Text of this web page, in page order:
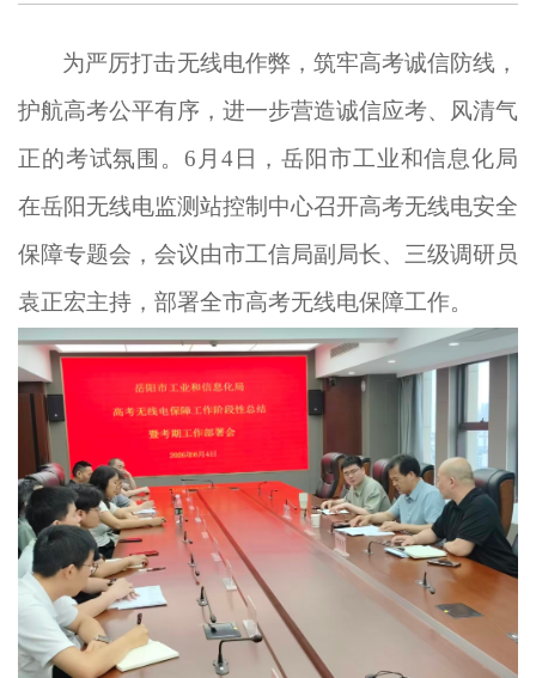
为严厉打击无线电作弊， 筑牢高考诚信防线，
护航高考公平有序 ， 进一步营造诚信应考、风清气
正的考试氛围 。6 月 4日，岳阳市工业和信息化局
在岳阳无线电监测站控制中心召开高考无线电安全
保障专题会，会议由市工信局副局长、 三级调研员
袁正宏主持，部署全市高考无线电保障工作。